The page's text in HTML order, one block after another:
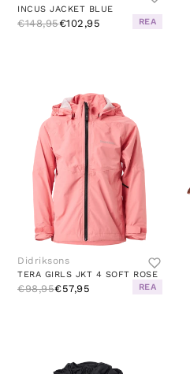
INCUS JACKET BLUE
€148,95€102,95 REA
Didriksons
TERA GIRLS JKT 4 SOFT ROSE
€98,95€57,95 REA